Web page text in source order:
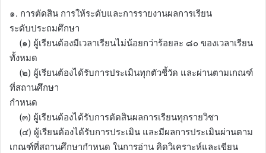
๑. การตัดสิน การให้ระดับและการรายงานผลการเรียน
ระดับประถมศึกษา
(๑) ผู้เรียนต้องมีเวลาเรียนไม่น้อยกว่าร้อยละ ๘๐ ของเวลาเรียน
ทั้งหมด
(๒) ผู้เรียนต้องได้รับการประเมินทุกตัวชี้วัด และผ่านตามเกณฑ์
ที่สถานศึกษา
กำหนด
(๓) ผู้เรียนต้องได้รับการตัดสินผลการเรียนทุกรายวิชา
(๔) ผู้เรียนต้องได้รับการประเมิน และมีผลการประเมินผ่านตาม
เกณฑ์ที่สถานศึกษากำหนด ในการอ่าน คิดวิเคราะห์และเขียน